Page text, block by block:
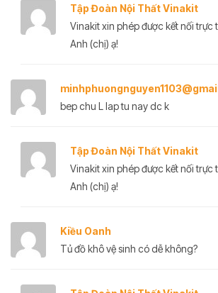
Tập Đoàn Nội Thất Vinakit
Vinakit xin phép được kết nối trực
Anh (chị) ạ!
bep chu L lap tu nay dc k
Tập Đoàn Nội Thất Vinakit
Vinakit xin phép được kết nối trực
Anh (chị) ạ!
Kiều Oanh
Tủ đồ khô vệ sinh có dễ không?